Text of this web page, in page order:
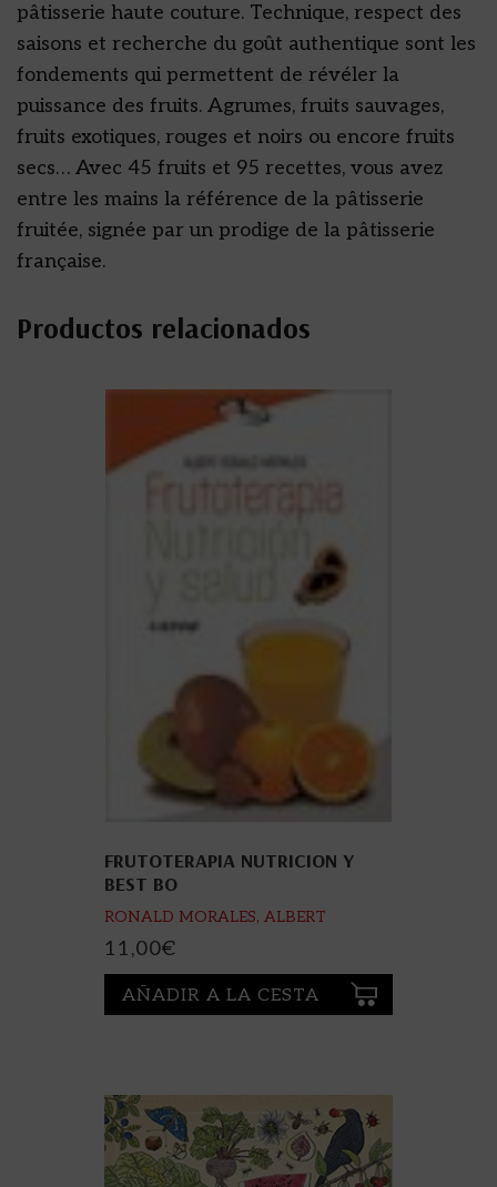
pâtisserie haute couture. Technique, respect des
saisons et recherche du goût authentique sont les
fondements qui permettent de révéler la
puissance des fruits. Agrumes, fruits sauvages,
fruits exotiques, rouges et noirs ou encore fruits
secs… Avec 45 fruits et 95 recettes, vous avez
entre les mains la référence de la pâtisserie
fruitée, signée par un prodige de la pâtisserie
française.
Productos relacionados
FRUTOTERAPIA NUTRICION Y
BEST BO
RONALD MORALES, ALBERT
11,00€
AÑADIR A LA CESTA